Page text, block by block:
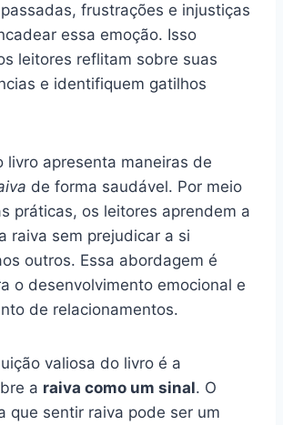
frustrações e injustiças
essa emoção. Isso
leitores reflitam sobre suas
e identifiquem gatilhos
livro apresenta maneiras de
de forma saudável. Por meio
práticas, os leitores aprendem a
raiva sem prejudicar a si
outros. Essa abordagem é
o desenvolvimento emocional e
de relacionamentos.
valiosa do livro é a
a raiva como um sinal. O
que sentir raiva pode ser um